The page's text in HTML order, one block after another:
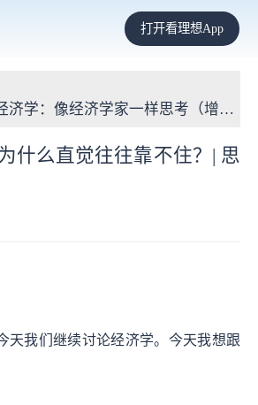
打开看理想App
济学：像经济学家一样思考（增补版
什么直觉往往靠不住？| 思
天我们继续讨论经济学。今天我想跟